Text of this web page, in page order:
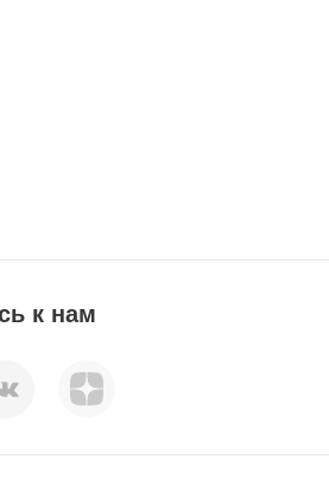
ответственность
к нам